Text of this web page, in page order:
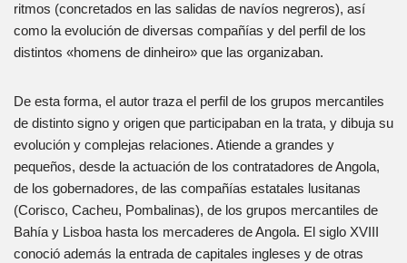
ritmos (concretados en las salidas de navíos negreros), así
como la evolución de diversas compañías y del perfil de los
distintos «homens de dinheiro» que las organizaban.
De esta forma, el autor traza el perfil de los grupos mercantiles
de distinto signo y origen que participaban en la trata, y dibuja su
evolución y complejas relaciones. Atiende a grandes y
pequeños, desde la actuación de los contratadores de Angola,
de los gobernadores, de las compañías estatales lusitanas
(Corisco, Cacheu, Pombalinas), de los grupos mercantiles de
Bahía y Lisboa hasta los mercaderes de Angola. El siglo XVIII
conoció además la entrada de capitales ingleses y de otras